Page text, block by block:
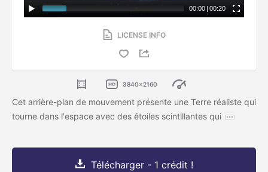
00:00 | 00:20
LICENSE INFO
3840x2160
Cet arrière-plan de mouvement présente une Terre réaliste qui
tourne dans l'espace avec des étoiles scintillantes qui
Télécharger - 1 crédit !